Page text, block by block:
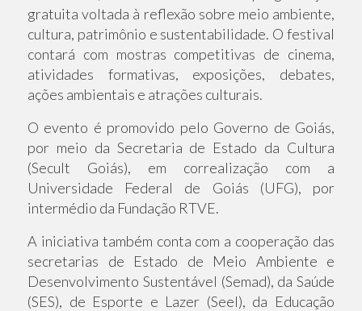
gratuita voltada à reflexão sobre meio ambiente,
cultura, patrimônio e sustentabilidade. O festival
contará com mostras competitivas de cinema,
atividades formativas, exposições, debates,
ações ambientais e atrações culturais.
O evento é promovido pelo Governo de Goiás,
por meio da Secretaria de Estado da Cultura
(Secult Goiás), em correalização com a
Universidade Federal de Goiás (UFG), por
intermédio da Fundação RTVE.
A iniciativa também conta com a cooperação das
secretarias de Estado de Meio Ambiente e
Desenvolvimento Sustentável (Semad), da Saúde
(SES), de Esporte e Lazer (Seel), da Educação